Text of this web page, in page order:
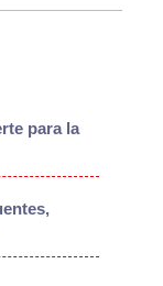
para la